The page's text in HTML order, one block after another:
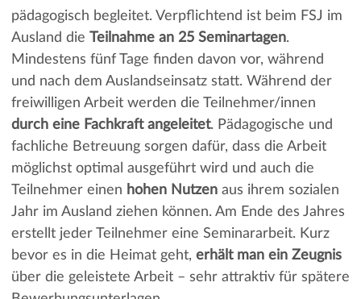
pädagogisch begleitet. Verpflichtend ist beim FSJ im
Ausland die Teilnahme an 25 Seminartagen.
Mindestens fünf Tage finden davon vor, während
und nach dem Auslandseinsatz statt. Während der
freiwilligen Arbeit werden die Teilnehmer/innen
durch eine Fachkraft angeleitet. Pädagogische und
fachliche Betreuung sorgen dafür, dass die Arbeit
möglichst optimal ausgeführt wird und auch die
Teilnehmer einen hohen Nutzenaus ihrem sozialen
Jahr im Ausland ziehen können. Am Ende des Jahres
erstellt jeder Teilnehmer eine Seminararbeit. Kurz
bevor es in die Heimat geht, erhält man ein Zeugnis
über die geleistete Arbeit – sehr attraktiv für spätere